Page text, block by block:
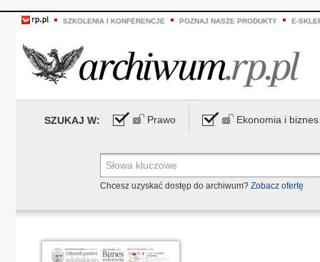
SZKOLENIA I KONFERENCJE POZNAJ NASZE PRODUKTY E-
SZUKAJ W: Prawo Ekonomia i biznes
Chcesz uzyskać dostęp do archiwum? Zobacz ofertę